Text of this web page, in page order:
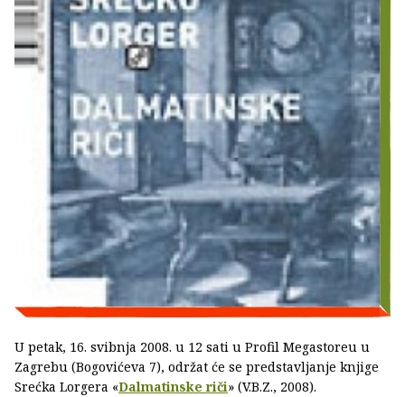
U petak, 16. svibnja 2008. u 12 sati u Profil Megastoreu u
Zagrebu (Bogovićeva 7), održat će se predstavljanje knjige
Srećka Lorgera «Dalmatinske riči» (V.B.Z., 2008).